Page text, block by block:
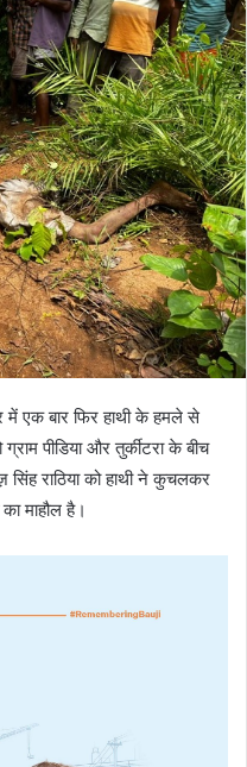
में एक बार फिर हाथी के हमले से
पीडिया और तुर्कीटरा के बीच
राठिया को हाथी ने कुचलकर
माहौल है।